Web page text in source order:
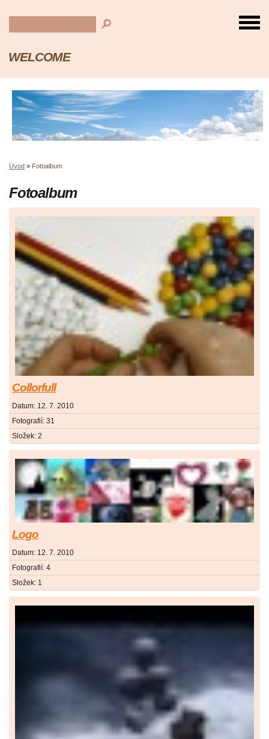
WELCOME
Úvod » Fotoalbum
Fotoalbum
Collorfull
Datum: 12. 7. 2010
Fotografií: 31
Složek: 2
Logo
Datum: 12. 7. 2010
Fotografií: 4
Složek: 1